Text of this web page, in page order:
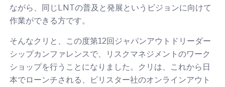
ながら、同じLNTの普及と発展というビジョンに向けて
作業ができる方です。
そんなクリと、この度第12回ジャパンアウトドリーダー
シップカンファレンスで、リスクマネジメントのワーク
ショップを行うことになりました。クリは、これから日
本でローンチされる、ビリスター社のオンラインアウト